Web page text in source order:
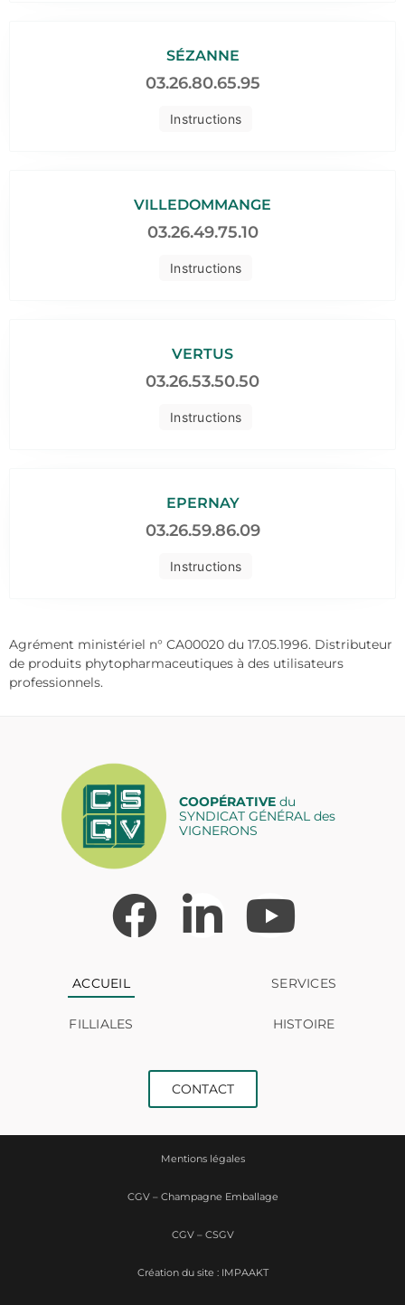
Instructions
SÉZANNE
03.26.80.65.95
Instructions
VILLEDOMMANGE
03.26.49.75.10
Instructions
VERTUS
03.26.53.50.50
Instructions
EPERNAY
03.26.59.86.09
Agrément ministériel n° CA00020 du 17.05.1996. Distributeur
de produits phytopharmaceutiques à des utilisateurs
professionnels.
COOPÉRATIVEdu
SYNDICAT GÉNÉRAL des
VIGNERONS
ACCUEIL SERVICES
FILLIALES HISTOIRE
CONTACT
Mentions légales
CGV – Champagne Emballage
CGV – CSGV
Création du site : IMPAAKT